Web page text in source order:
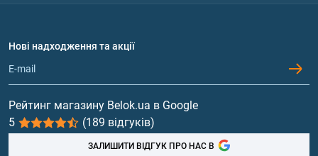
Обмін та повернення
Протеїн
Гейнери
Вітаміни та мінерали
Риб'ячий жир, жирні кислоти
Нові надходження та акції
Рейтинг магазину Belok.ua в Google
5
(189 відгуків)
ЗАЛИШИТИ ВІДГУК ПРО НАС В